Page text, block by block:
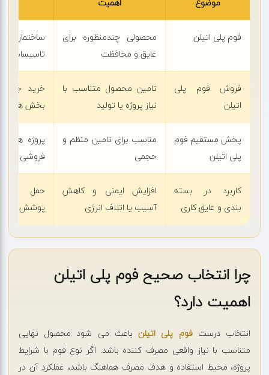
فوم پلی اتیلن
محصولی چندمنظوره برای
عایق و محافظت
ساختمان،
تاسیسات
فروش فوم پلی
اتیلن
تامین محصول متناسب با
نیاز پروژه یا تولید
خرید
بخش های
پخش مستقیم فوم
پلی اتیلن
مناسب برای تامین منظم و
حجمی
پروژه های
فروشی و
کاربرد در بسته
بندی و عایق کاری
افزایش ایمنی و کاهش
آسیب یا اتلاف انرژی
حمل
پوشش و
چرا انتخاب صحیح فوم پلی اتیلن
اهمیت دارد؟
انتخاب درستفوم پلی اتیلنباعث می شود محصول نهایی
متناسب با نیاز واقعی مصرف کننده باشد. اگر نوع فوم با شرایط
پروژه، محیط استفاده و هدف مصرف هماهنگ باشد، عملکرد آن در